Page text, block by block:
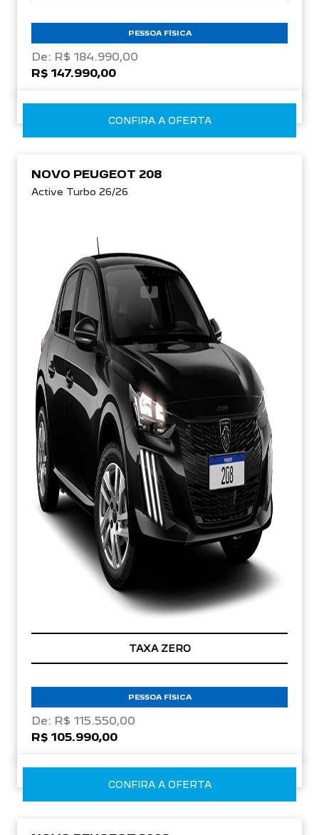
PESSOA FÍSICA
De: R$ 184.990,00
R$ 147.990,00
CONFIRA A OFERTA
NOVO PEUGEOT 208
Active Turbo 26/26
TAXA ZERO
PESSOA FÍSICA
De: R$ 115.550,00
R$ 105.990,00
CONFIRA A OFERTA